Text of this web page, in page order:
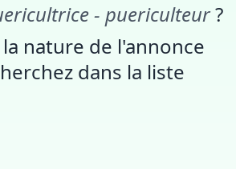
- puericulteur?
nature de l'annonce
dans la liste